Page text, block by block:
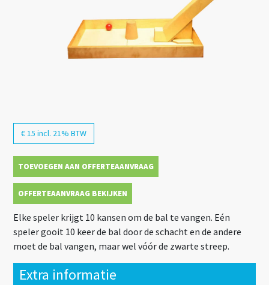
€ 15 incl. 21% BTW
TOEVOEGEN AAN OFFERTEAANVRAAG
OFFERTEAANVRAAG BEKIJKEN
Elke speler krijgt 10 kansen om de bal te vangen. Eén
speler gooit 10 keer de bal door de schacht en de andere
moet de bal vangen, maar wel vóór de zwarte streep.
Extra informatie